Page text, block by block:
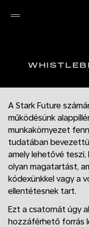
A Stark Future
működésünk
munkakörnyezet
tudatában
amely lehetővé teszi,
olyan magatartást,
kódexünkkel vagy a
ellentétesnek tart.
Ezt a csatornát úgy
hozzáférhető forrás